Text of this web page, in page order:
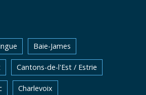
Baie-James
Cantons-de-l'Est / Estrie
Charlevoix